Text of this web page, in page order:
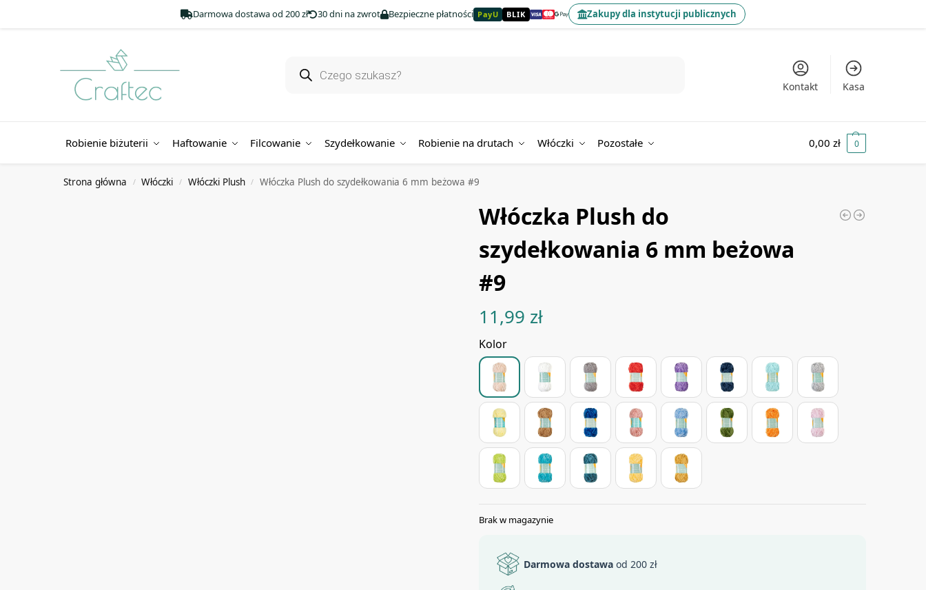
Darmowa dostawa od 200 zł 30 dni na zwrot Bezpieczne płatności PayU BLIK Zakupy dla instytucji publicznych
Kontakt Kasa
Robienie biżuterii Haftowanie Filcowanie Szydełkowanie Robienie na drutach Włóczki Pozostałe 0,00 zł 0
Strona główna / Włóczki / Włóczki Plush / Włóczka Plush do szydełkowania 6 mm beżowa #9
Włóczka Plush do
szydełkowania 6 mm beżowa
#9
11,99 zł
Kolor
Brak w magazynie
Darmowa dostawa od 200 zł